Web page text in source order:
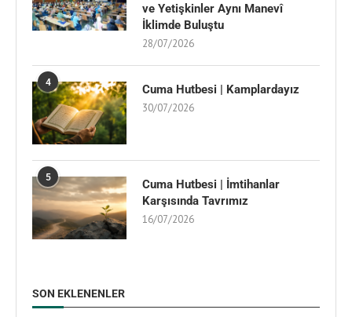
ve Yetişkinler Aynı Manevî
İklimde Buluştu
28/07/2026
4 Cuma Hutbesi | Kamplardayız
30/07/2026
5
Cuma Hutbesi | İmtihanlar
Karşısında Tavrımız
16/07/2026
SON EKLENENLER